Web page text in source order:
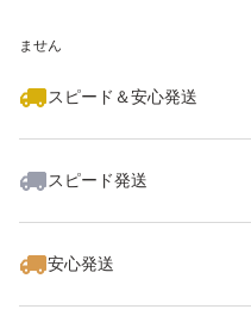
---------
ご購入後(〜18:00)翌日発送
平日のみ配送
ません
スピード＆安心発送
スピード発送
安心発送